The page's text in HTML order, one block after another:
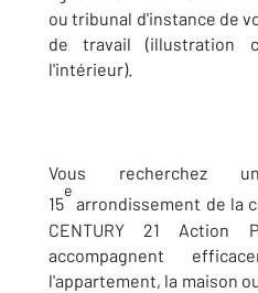
ou tribunal d'instance de
de travail (illustration
l'intérieur).
Vous
15
e
arrondissement de la
CENTURY 21 Action
accompagnent
l'appartement, la maison